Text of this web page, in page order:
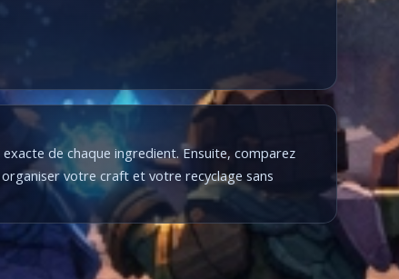
de chaque ingredient. Ensuite, comparez
votre craft et votre recyclage sans